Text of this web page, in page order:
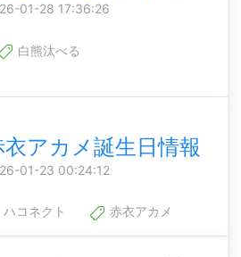
01-28 17:36:26
白熊汰べる
衣アカメ誕生日情報
01-23 00:24:12
ハコネクト 赤衣アカメ